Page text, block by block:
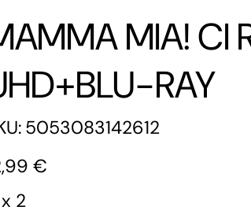
MIA! CI
RAY
SKU
5053083142612
5053083142612
€
2